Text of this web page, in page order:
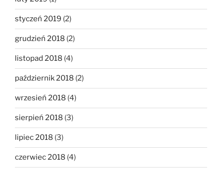
styczeń 2019 (2)
grudzień 2018 (2)
listopad 2018 (4)
październik 2018 (2)
wrzesień 2018 (4)
sierpień 2018 (3)
lipiec 2018 (3)
czerwiec 2018 (4)